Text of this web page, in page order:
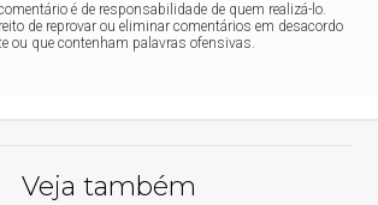
é de responsabilidade de quem realizá-lo.
de reprovar ou eliminar comentários em desacordo
ou que contenham palavras ofensivas.
Veja também